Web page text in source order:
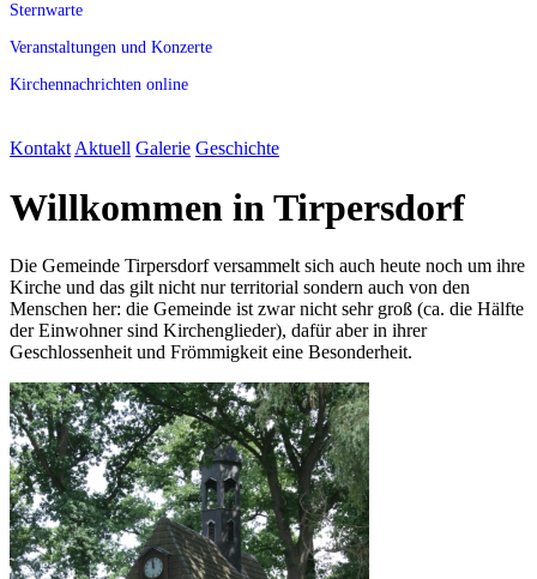
Sternwarte
Veranstaltungen und Konzerte
Kirchennachrichten online
Kontakt Aktuell Galerie Geschichte
Willkommen in Tirpersdorf
Die Gemeinde Tirpersdorf versammelt sich auch heute noch um ihre
Kirche und das gilt nicht nur territorial sondern auch von den
Menschen her: die Gemeinde ist zwar nicht sehr groß (ca. die Hälfte
der Einwohner sind Kirchenglieder), dafür aber in ihrer
Geschlossenheit und Frömmigkeit eine Besonderheit.